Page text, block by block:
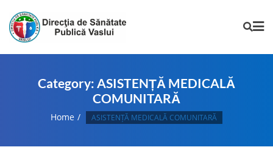
Category: ASISTENȚĂ MEDICALĂ
COMUNITARĂ
Home ASISTENȚĂ MEDICALĂ COMUNITARĂ